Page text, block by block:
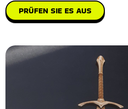
PRÜFEN SIE ES AUS